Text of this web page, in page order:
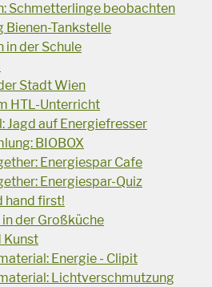
Schmetterlinge beobachten
Bienen-Tankstelle
in der Schule
Stadt Wien
HTL-Unterricht
Jagd auf Energiefresser
BIOBOX
Energiespar Cafe
Energiespar-Quiz
hand first!
in der Großküche
Kunst
Energie - Clipit
Lichtverschmutzung